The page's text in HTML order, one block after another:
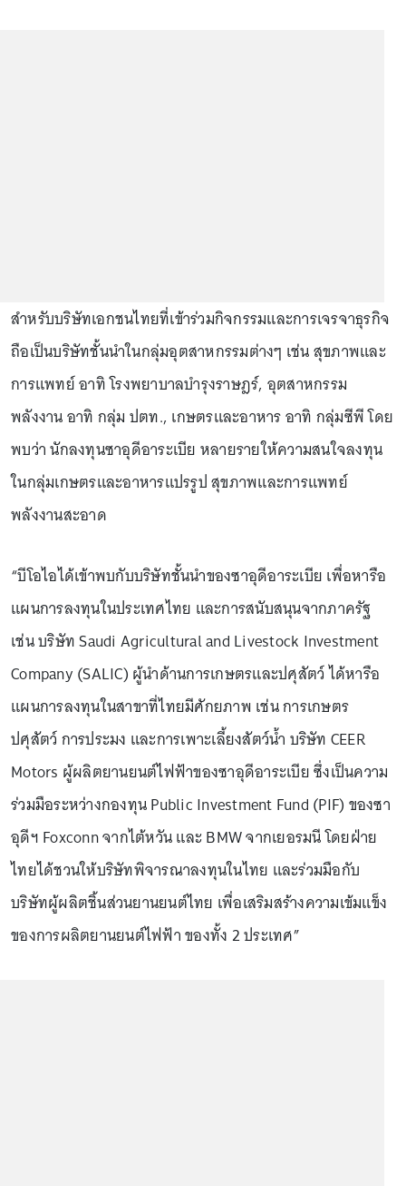
สำหรับบริษัทเอกชนไทยที่เข้าร่วมกิจกรรมและการเจรจาธุรกิจ
ถือเป็นบริษัทชั้นนำในกลุ่มอุตสาหกรรมต่างๆ เช่น สุขภาพและ
การแพทย์ อาทิ โรงพยาบาลบำรุงราษฎร์, อุตสาหกรรม
พลังงาน อาทิ กลุ่ม ปตท., เกษตรและอาหาร อาทิ กลุ่มซีพี โดย
พบว่า นักลงทุนซาอุดีอาระเบีย หลายรายให้ความสนใจลงทุน
ในกลุ่มเกษตรและอาหารแปรรูป สุขภาพและการแพทย์
พลังงานสะอาด
“บีโอไอได้เข้าพบกับบริษัทชั้นนำของซาอุดีอาระเบีย เพื่อหารือ
แผนการลงทุนในประเทศไทย และการสนับสนุนจากภาครัฐ
เช่น บริษัท Saudi Agricultural and Livestock Investment
Company (SALIC) ผู้นำด้านการเกษตรและปศุสัตว์ ได้หารือ
แผนการลงทุนในสาขาที่ไทยมีศักยภาพ เช่น การเกษตร
ปศุสัตว์ การประมง และการเพาะเลี้ยงสัตว์น้ำ บริษัท CEER
Motors ผู้ผลิตยานยนต์ไฟฟ้าของซาอุดีอาระเบีย ซึ่งเป็นความ
ร่วมมือระหว่างกองทุน Public Investment Fund (PIF) ของซา
อุดีฯ Foxconn จากไต้หวัน และ BMW จากเยอรมนี โดยฝ่าย
ไทยได้ชวนให้บริษัทพิจารณาลงทุนในไทย และร่วมมือกับ
บริษัทผู้ผลิตชิ้นส่วนยานยนต์ไทย เพื่อเสริมสร้างความเข้มแข็ง
ของการผลิตยานยนต์ไฟฟ้า ของทั้ง 2 ประเทศ”